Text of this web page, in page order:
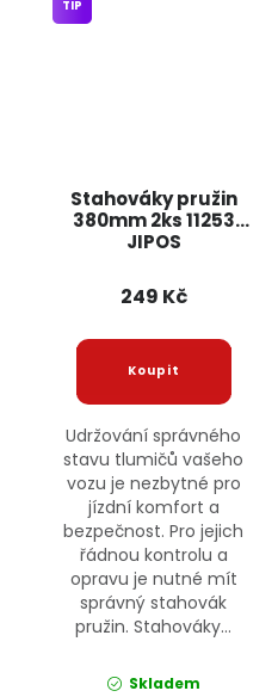
Stahováky pružin
380mm 2ks 11253
JIPOS
TIP
249 Kč
Udržování správného
stavu tlumičů vašeho
vozu je nezbytné pro
jízdní komfort a
bezpečnost. Pro jejich
řádnou kontrolu a
opravu je nutné mít
správný stahovák
pružin. Stahováky...
Skladem